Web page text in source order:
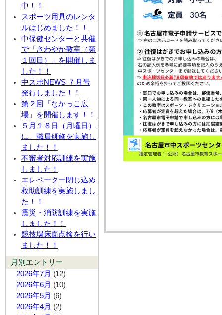
中！！
スポーツ用具のレンタ
ルはじめました！！
中保健センターと共催
で「さわやか教室（第
１回目）」を開催しま
した！！
中スポNEWS ７月号
発行しました！！
第２回「なかっこ広
場」を開催します！！
５月１８日（月曜日）
に、職員研修を実施し
ました！！
不審者対応訓練を実施
しました！
エレベーター閉じ込め
救助訓練を実施しまし
た！！
震災・消防訓練を実施
しました！！
競技場床面点検を行い
ました！！
月別エントリー
2026年7月 (12)
2026年6月 (10)
2026年5月 (6)
2026年4月 (2)